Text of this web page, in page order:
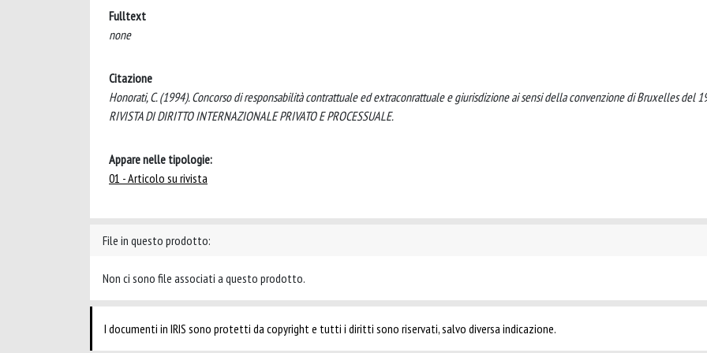
Fulltext
none
Citazione
Honorati, C. (1994). Concorso di responsabilità contrattuale ed extraconrattuale e giurisdizione ai sensi della convenzione di Bruxelles del
RIVISTA DI DIRITTO INTERNAZIONALE PRIVATO E PROCESSUALE.
Appare nelle tipologie:
01 - Articolo su rivista
File in questo prodotto:
Non ci sono file associati a questo prodotto.
I documenti in IRIS sono protetti da copyright e tutti i diritti sono riservati, salvo diversa indicazione.